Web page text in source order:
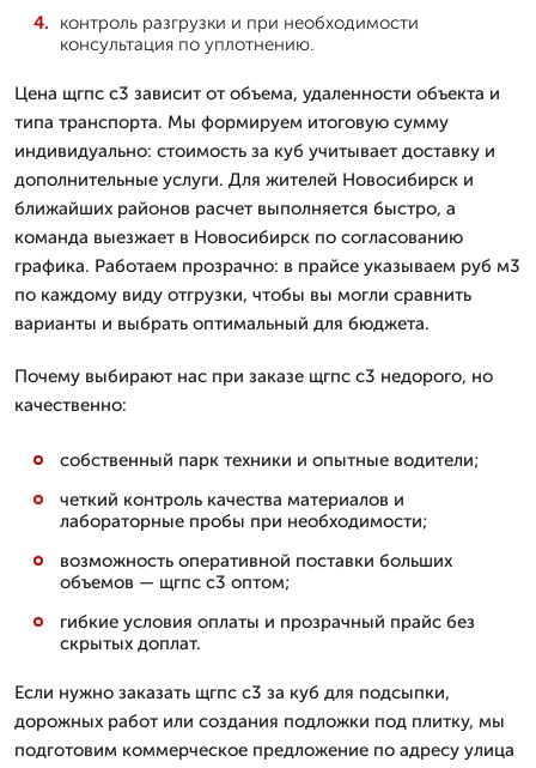
контроль разгрузки и при необходимости
консультация по уплотнению.
Цена щгпс с3 зависит от объема, удаленности объекта и
типа транспорта. Мы формируем итоговую сумму
индивидуально: стоимость за куб учитывает доставку и
дополнительные услуги. Для жителей Новосибирск и
ближайших районов расчет выполняется быстро, а
команда выезжает в Новосибирск по согласованию
графика. Работаем прозрачно: в прайсе указываем руб м3
по каждому виду отгрузки, чтобы вы могли сравнить
варианты и выбрать оптимальный для бюджета.
Почему выбирают нас при заказе щгпс с3 недорого, но
качественно:
собственный парк техники и опытные водители;
четкий контроль качества материалов и
лабораторные пробы при необходимости;
возможность оперативной поставки больших
объемов — щгпс с3 оптом;
гибкие условия оплаты и прозрачный прайс без
скрытых доплат.
Если нужно заказать щгпс с3 за куб для подсыпки,
дорожных работ или создания подложки под плитку, мы
подготовим коммерческое предложение по адресу улица